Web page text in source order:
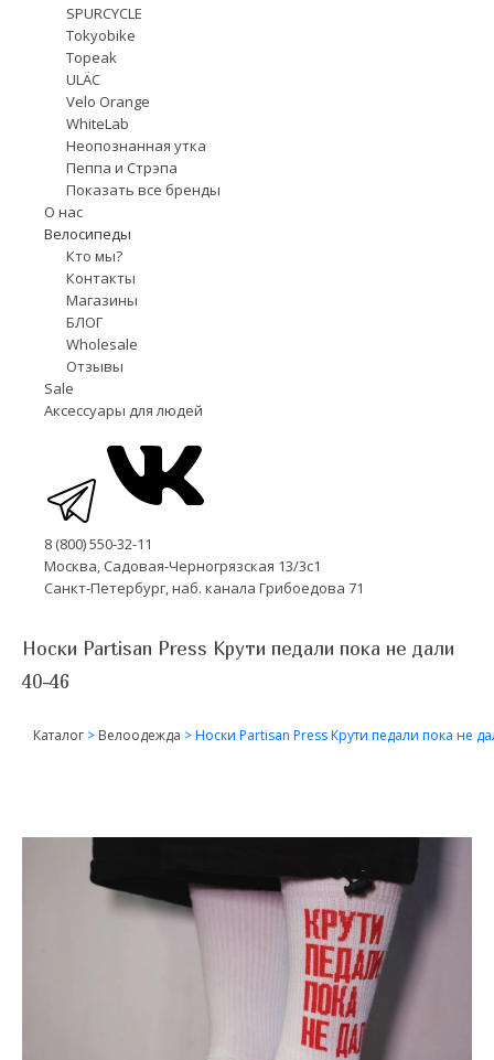
SPURCYCLE
Tokyobike
Topeak
ULÄC
Velo Orange
WhiteLab
Неопознанная утка
Пеппа и Стрэпа
Показать все бренды
О нас
Велосипеды
Кто мы?
Контакты
Магазины
БЛОГ
Wholesale
Отзывы
Sale
Аксессуары для людей
8 (800) 550-32-11
Москва, Садовая-Черногрязская 13/3с1
Санкт-Петербург, наб. канала Грибоедова 71
Носки Partisan Press Крути педали пока не дали
40-46
Каталог > Велоодежда >Носки Partisan Press Крути педали пока не